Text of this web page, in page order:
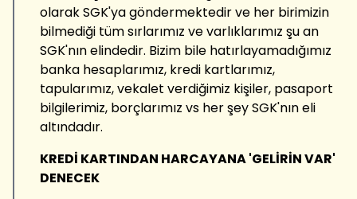
olarak SGK'ya göndermektedir ve her birimizin
bilmediği tüm sırlarımız ve varlıklarımız şu an
SGK'nın elindedir. Bizim bile hatırlayamadığımız
banka hesaplarımız, kredi kartlarımız,
tapularımız, vekalet verdiğimiz kişiler, pasaport
bilgilerimiz, borçlarımız vs her şey SGK'nın eli
altındadır.
KREDİ KARTINDAN HARCAYANA 'GELİRİN VAR'
DENECEK